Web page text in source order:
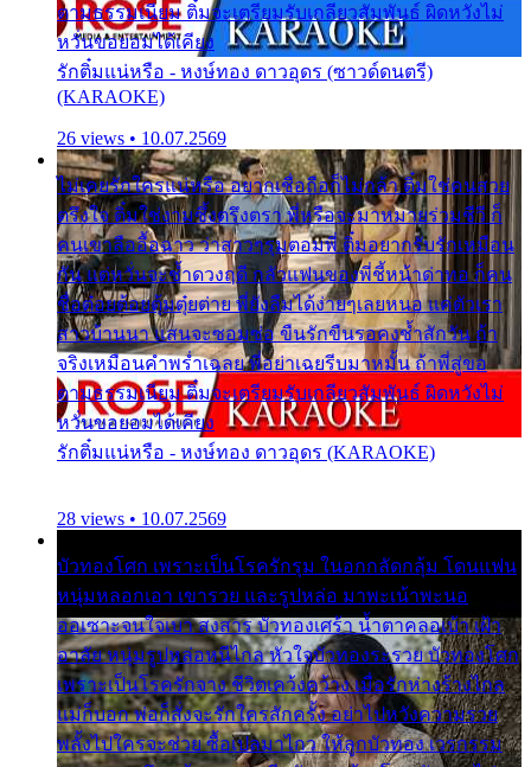
ตามธรรมเนียม ติ๋มจะเตรียมรับเกลียวสัมพันธ์ ผิดหวังไม่
หวั่นขอยอมได้เคียง
รักติ๋มแน่หรือ - หงษ์ทอง ดาวอุดร (ซาวด์ดนตรี)
(KARAOKE)
26 views • 10.07.2569
ไม่เคยรักใครแน่หรือ อยากเชื่อถือก็ไม่กล้า ติ๋มใช่คนสวย
ตรึงใจ ติ๋มใช่งามซึ้งตรึงตรา พี่หรือจะมาหมายร่วมชีวี ก็
คนเขาลืออื้อฉาว ว่าสาวๆรุมตอมพี่ ติ๋มอยากรับรักเหมือน
กัน แต่หวั่นจะช้ำดวงฤดี กลัวแฟนของพี่ชี้หน้าด่าทอ ก็คน
ชื่อต๋อยต้อยตุ้มตุ๋ยต่าย พี่ยังลืมได้ง่ายๆเลยหนอ แค่ตัวเรา
สาวบ้านนา แสนจะซอมซ่อ ขืนรักขืนรอคงช้ำสักวัน ถ้า
จริงเหมือนคำพร่ำเฉลย พี่อย่าเฉยรีบมาหมั้น ถ้าพี่สู่ขอ
ตามธรรมเนียม ติ๋มจะเตรียมรับเกลียวสัมพันธ์ ผิดหวังไม่
หวั่นขอยอมได้เคียง
รักติ๋มแน่หรือ - หงษ์ทอง ดาวอุดร (KARAOKE)
28 views • 10.07.2569
บัวทองโศก เพราะเป็นโรครักรุม ในอกกลัดกลุ้ม โดนแฟน
หนุ่มหลอกเอา เขารวย และรูปหล่อ มาพะเน้าพะนอ
ออเซาะจนใจเบา สงสาร บัวทองเศร้า น้ำตาคลอเบ้า เฝ้า
อาลัย หนุ่มรูปหล่อหนีไกล หัวใจบัวทองระรวย บัวทองโศก
เพราะเป็นโรครักจาง ชีวิตเคว้งคว้าง เมื่อรักห่างร้างไกล
แม่ก็บอก พ่อก็สั่งจะรักใครสักครั้ง อย่าไปหวังความรวย
พลั้งไปใครจะช่วย ซื้อเปลมาไกว ให้ลูกบัวทอง เวรกรรม